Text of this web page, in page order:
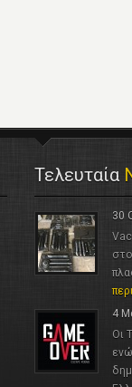
Τελευταία
30
4
Οι